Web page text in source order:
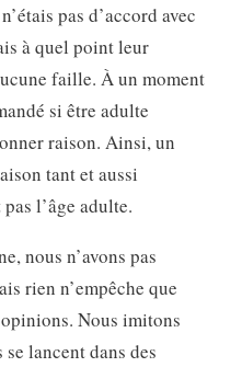
pas d’accord avec
à quel point leur
faille. À un moment
si être adulte
raison. Ainsi, un
tant et aussi
l’âge adulte.
nous n’avons pas
rien n’empêche que
Nous imitons
lancent dans des